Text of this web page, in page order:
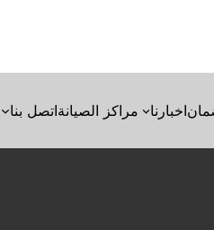
اتصل بنامراكز الصيانة اخبارنا